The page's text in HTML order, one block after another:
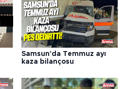
Samsun'da Temmuz ayı
kaza bilançosu